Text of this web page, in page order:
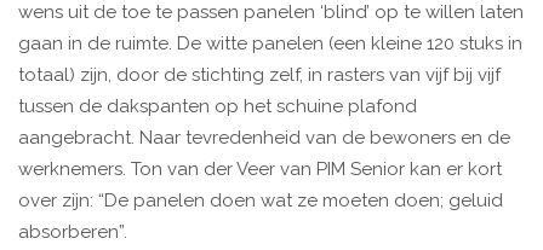
wens uit de toe te passen panelen ‘blind’ op te willen laten
gaan in de ruimte. De witte panelen (een kleine 120 stuks in
totaal) zijn, door de stichting zelf, in rasters van vijf bij vijf
tussen de dakspanten op het schuine plafond
aangebracht. Naar tevredenheid van de bewoners en de
werknemers. Ton van der Veer van PIM Senior kan er kort
over zijn: “De panelen doen wat ze moeten doen; geluid
absorberen”.